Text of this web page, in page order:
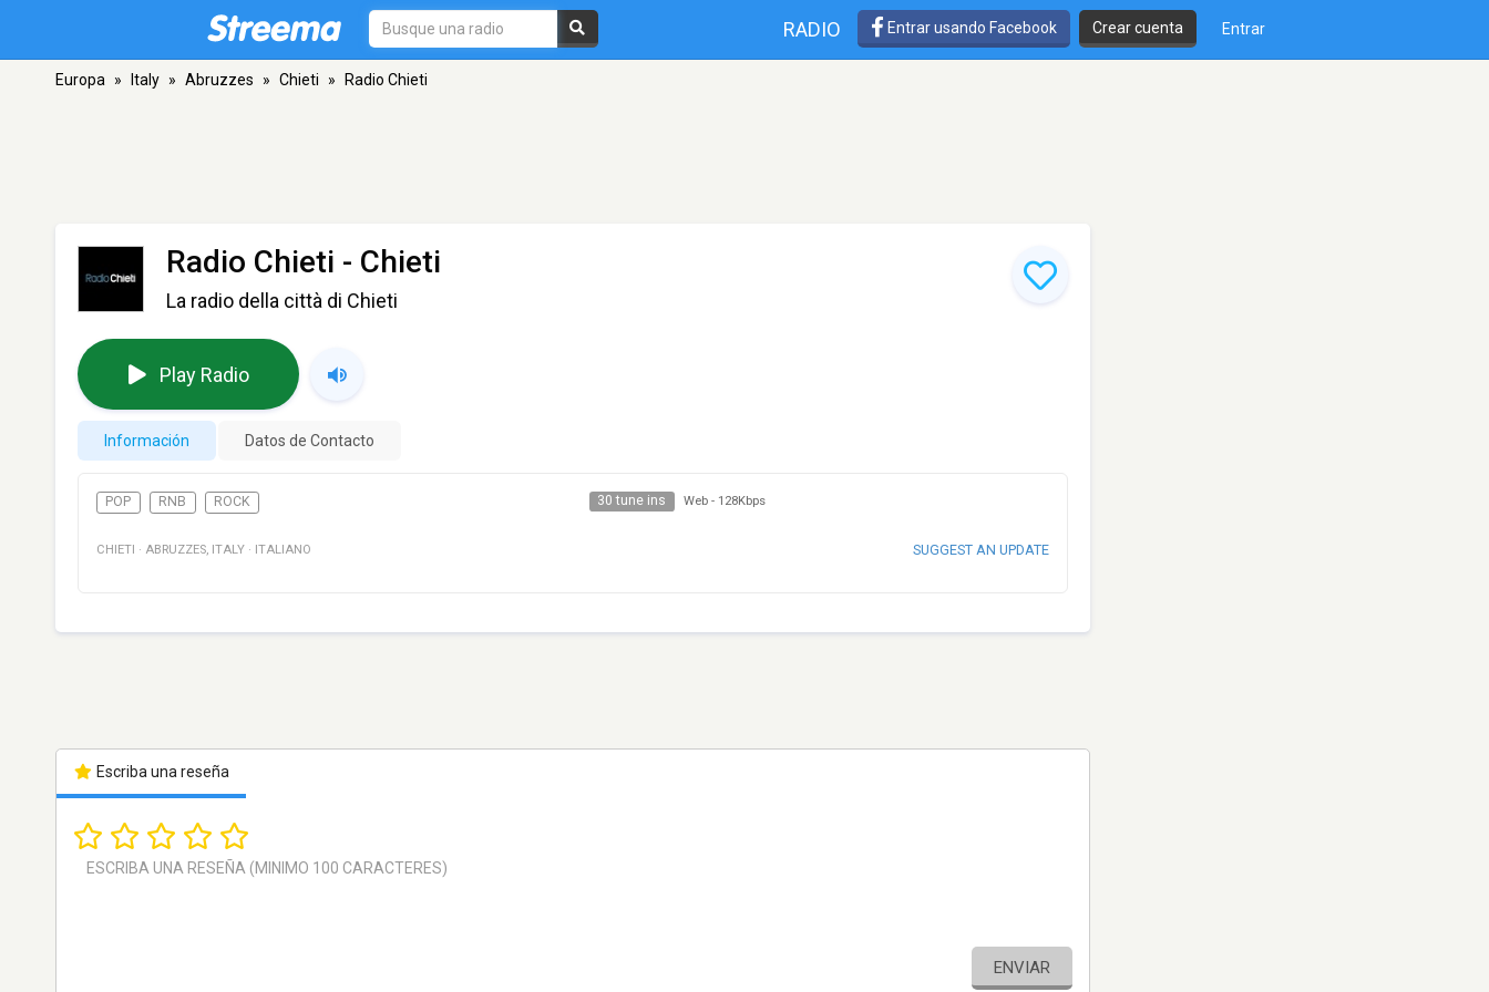
RADIO Entrar usando Facebook Crear cuenta Entrar
Europa » Italy » Abruzzes » Chieti » Radio Chieti
Radio Chieti - Chieti
La radio della città di Chieti
Play Radio
Información Datos de Contacto
POP RNB ROCK 30 tune ins Web - 128Kbps
CHIETI · ABRUZZES, ITALY · ITALIANO SUGGEST AN UPDATE
Escriba una reseña
ENVIAR